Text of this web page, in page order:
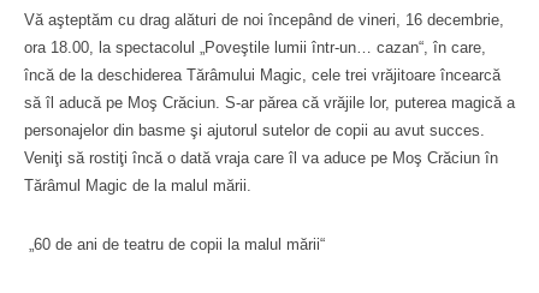
Vă aşteptăm cu drag alături de noi începând de vineri, 16 decembrie,
ora 18.00, la spectacolul „Poveştile lumii într-un… cazan“, în care,
încă de la deschiderea Tărâmului Magic, cele trei vrăjitoare încearcă
să îl aducă pe Moş Crăciun. S-ar părea că vrăjile lor, puterea magică a
personajelor din basme şi ajutorul sutelor de copii au avut succes.
Veniţi să rostiţi încă o dată vraja care îl va aduce pe Moş Crăciun în
Tărâmul Magic de la malul mării.
„60 de ani de teatru de copii la malul mării“